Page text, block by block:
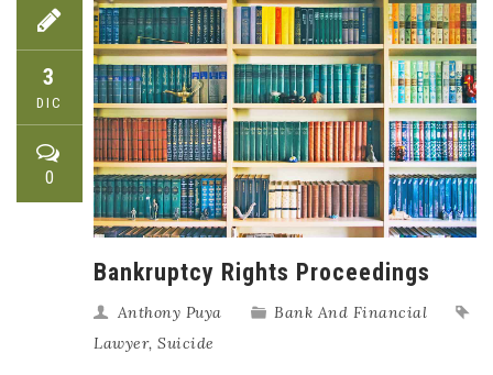
3
DIC
0
Bankruptcy Rights Proceedings
Anthony Puya
Bank And Financial
Lawyer, Suicide